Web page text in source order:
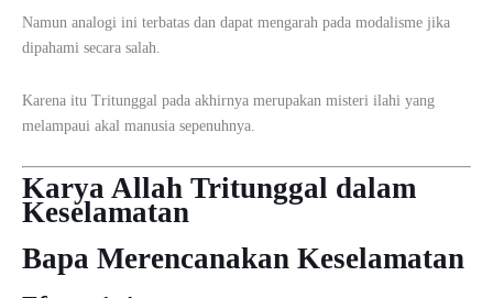
Namun analogi ini terbatas dan dapat mengarah pada modalisme jika
dipahami secara salah.
Karena itu Tritunggal pada akhirnya merupakan misteri ilahi yang
melampaui akal manusia sepenuhnya.
Karya Allah Tritunggal dalam
Keselamatan
Bapa Merencanakan Keselamatan